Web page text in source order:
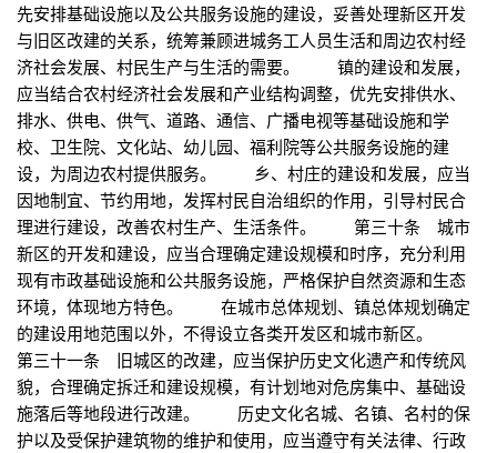
先安排基础设施以及公共服务设施的建设，妥善处理新区开发
与旧区改建的关系，统筹兼顾进城务工人员生活和周边农村经
济社会发展、村民生产与生活的需要。 镇的建设和发展，
应当结合农村经济社会发展和产业结构调整，优先安排供水、
排水、供电、供气、道路、通信、广播电视等基础设施和学
校、卫生院、文化站、幼儿园、福利院等公共服务设施的建
设，为周边农村提供服务。 乡、村庄的建设和发展，应当
因地制宜、节约用地，发挥村民自治组织的作用，引导村民合
理进行建设，改善农村生产、生活条件。 第三十条 城市
新区的开发和建设，应当合理确定建设规模和时序，充分利用
现有市政基础设施和公共服务设施，严格保护自然资源和生态
环境，体现地方特色。 在城市总体规划、镇总体规划确定
的建设用地范围以外，不得设立各类开发区和城市新区。
第三十一条 旧城区的改建，应当保护历史文化遗产和传统风
貌，合理确定拆迁和建设规模，有计划地对危房集中、基础设
施落后等地段进行改建。 历史文化名城、名镇、名村的保
护以及受保护建筑物的维护和使用，应当遵守有关法律、行政